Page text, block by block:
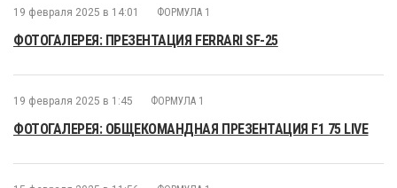
19 февраля 2025 в 14:01 ФОРМУЛА 1
ФОТОГАЛЕРЕЯ: ПРЕЗЕНТАЦИЯ FERRARI SF-25
19 февраля 2025 в 1:45 ФОРМУЛА 1
ФОТОГАЛЕРЕЯ: ОБЩЕКОМАНДНАЯ ПРЕЗЕНТАЦИЯ F1 75 LIVE